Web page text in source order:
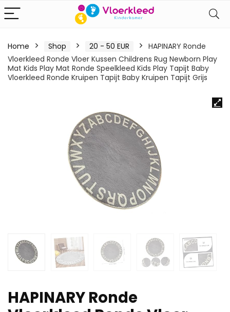
Home Shop 20 - 50 EUR
HAPINARY Ronde
Vloerkleed Ronde Vloer Kussen Childrens Rug Newborn Play
Mat Kids Play Mat Ronde Speelkleed Kids Play Tapijt Baby
Vloerkleed Ronde Kruipen Tapijt Baby Kruipen Tapijt Grijs
HAPINARY Ronde